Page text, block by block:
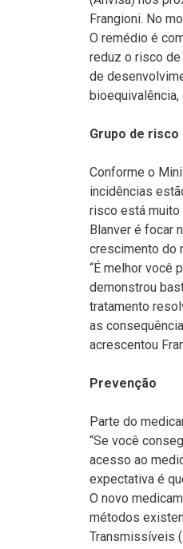
Frangioni. No
O remédio é
reduz o risco
de
Grupo de risco
Conforme o
incidências
risco está muito
Blanver é focar
crescimento do
“É melhor você
demonstrou
tratamento
as
acrescentou
Prevenção
Parte do
“Se você
acesso ao
expectativa é
O novo
métodos
Transmissíveis